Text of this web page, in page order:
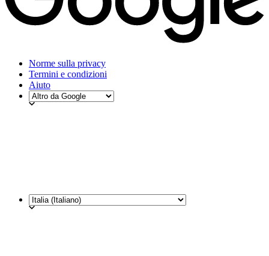
Norme sulla privacy
Termini e condizioni
Aiuto